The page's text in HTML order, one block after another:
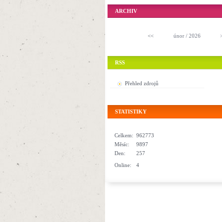
ARCHIV
<< únor / 2026
RSS
Přehled zdrojů
STATISTIKY
Online: 4
Celkem: 962773
Měsíc:
9897
Den:
257